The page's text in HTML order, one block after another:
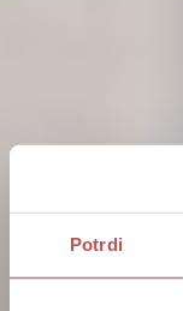
Potrdi